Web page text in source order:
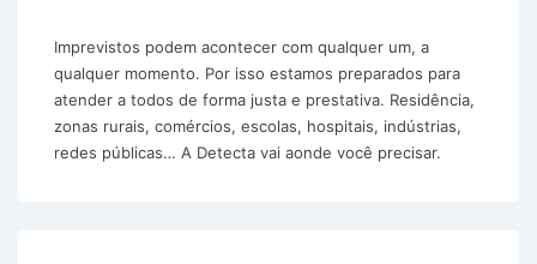
Imprevistos podem acontecer com qualquer um, a
qualquer momento. Por isso estamos preparados para
atender a todos de forma justa e prestativa. Residência,
zonas rurais, comércios, escolas, hospitais, indústrias,
redes públicas… A Detecta vai aonde você precisar.